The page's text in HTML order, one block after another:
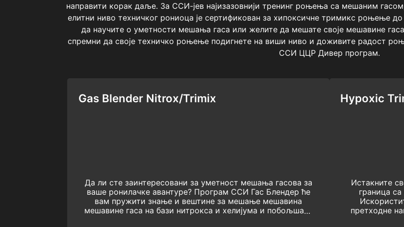
направити корак даље. За ССИ-јев најизазовнији тренинг роњења са мешаним
елитни ниво техничког рониоца је сертификован за хипоксичне тримикс роњење
да научите о уметности мешања гаса или желите да мешате своје мешавине
спремни да своје техничко роњење подигнете на виши ниво и доживите радост
ССИ ЦЦР Дивер програм.
Gas Blender Nitrox/Trimix
Да ли сте заинтересовани за уметност мешања гасова за
ваше ронилачке авантуре? Програм ССИ Гас Блендер ће
вам пружити знање и вештине за мешање мешавина
мешавине гаса на бази нитрокса и хелијума и побољшати
Hypoxic
Истакните
граница
претходне